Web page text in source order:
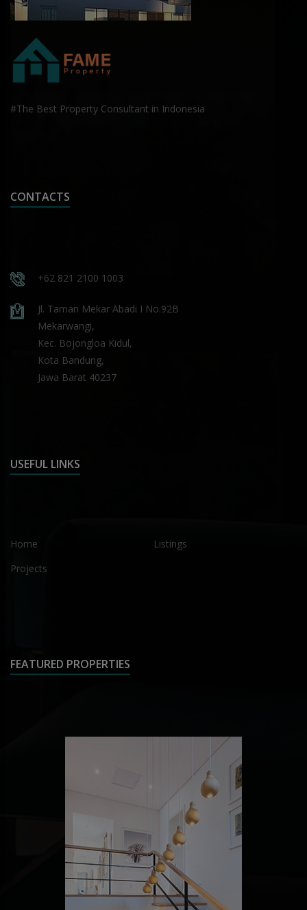
#The Best Property Consultant in Indonesia
CONTACTS
+62 821 2100 1003
Jl. Taman Mekar Abadi I No.92B
Mekarwangi,
Kec. Bojongloa Kidul,
Kota Bandung,
Jawa Barat 40237
USEFUL LINKS
Home
Listings
Projects
FEATURED PROPERTIES